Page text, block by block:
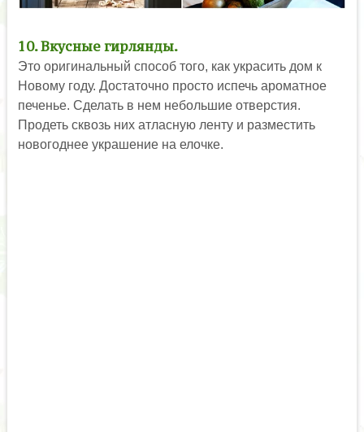
10. Вкусные гирлянды.
Это оригинальный способ того, как украсить дом к
Новому году. Достаточно просто испечь ароматное
печенье. Сделать в нем небольшие отверстия.
Продеть сквозь них атласную ленту и разместить
новогоднее украшение на елочке.